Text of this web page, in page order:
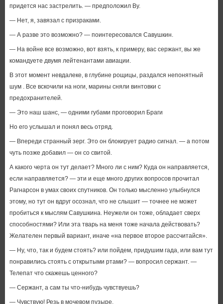
придется нас застрелить. — предположил Ву.
— Нет, я, завязал с призраками.
— А разве это возможно? — поинтересовался Савушкин.
— На войне все возможно, вот взять, к примеру, вас сержант, вы же
командуете двумя лейтенантами авиации.
В этот момент невдалеке, в глубине рощицы, раздался непонятный
шум . Все вскочили на ноги, марины сняли винтовки с
предохранителей.
— Это наш шанс, — одними губами проговорил Браги
Но его услышал и понял весь отряд.
— Впереди странный зерг. Это он блокирует радио сигнал. — а потом
чуть позже добавил — он со свитой.
А какого черта он тут делает? Много ли с ним? Куда он направляется,
если направляется? — эти и еще много других вопросов прочитал
Рагнарсон в умах своих спутников. Он только мысленно улыбнулся
этому, но тут он вдруг осознал, что не слышит — точнее не может
пробиться к мыслям Савушкина. Неужели он тоже, обладает сверх
способностями? Или эта тварь на меня тоже начала действовать?
Желателен первый вариант, иначе «на первое второе рассчитайся».
— Ну, что, так и будем стоять? или пойдем, придушим гада, или вам тут
понравились стоять с открытыми ртами? — вопросил сержант. —
Телепат что скажешь ценного?
— Сержант, а сам ты что-нибудь чувствуешь?
— Чувствую! Резь в мочевом пузыре.